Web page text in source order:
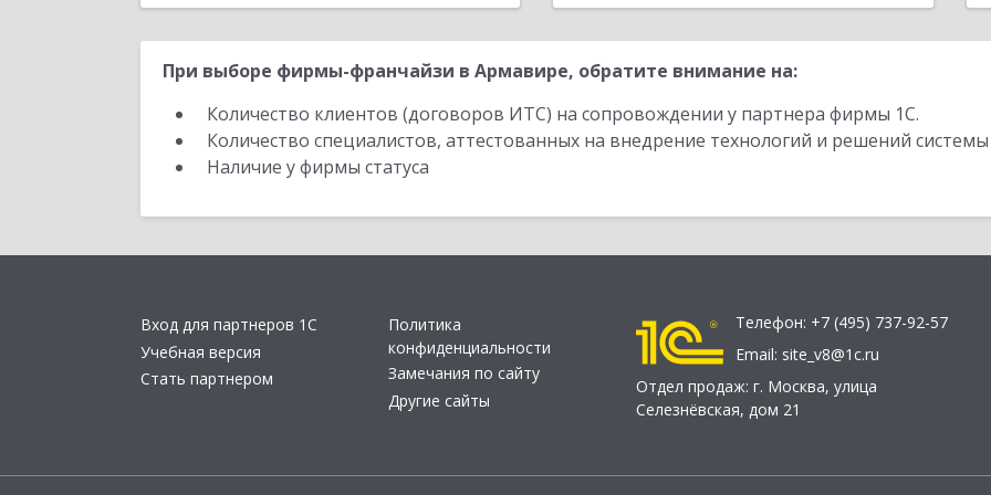
При выборе фирмы-франчайзи в Армавире, обратите внимание на:
Количество клиентов (договоров ИТС) на сопровождении у партнера фирмы 1С.
Количество специалистов, аттестованных на внедрение технологий и решений
Наличие у фирмы статуса
Вход для партнеров 1С
Учебная версия
Стать партнером
Политика
конфиденциальности
Замечания по сайту
Другие сайты
Телефон: +7 (495) 737-92-57
Email: site_v8@1c.ru
Отдел продаж: г. Москва, улица
Селезнёвская, дом 21